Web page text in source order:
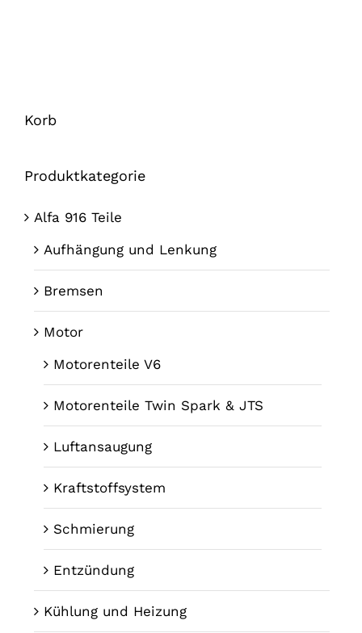
Korb
Produktkategorie
Alfa 916 Teile
Aufhängung und Lenkung
Bremsen
Motor
Motorenteile V6
Motorenteile Twin Spark & JTS
Luftansaugung
Kraftstoffsystem
Schmierung
Entzündung
Kühlung und Heizung